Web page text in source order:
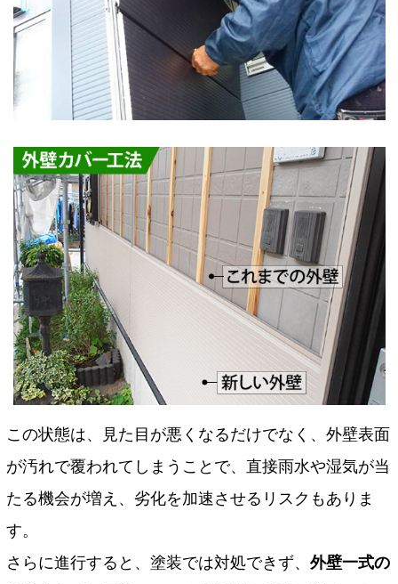
この状態は、見た目が悪くなるだけでなく、外壁表面
が汚れで覆われてしまうことで、直接雨水や湿気が当
たる機会が増え、劣化を加速させるリスクもありま
す。
さらに進行すると、塗装では対処できず、 外壁一式の